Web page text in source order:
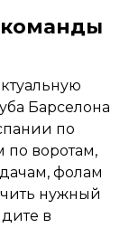
команды
Барселона
по
по воротам,
фолам
нужный
в